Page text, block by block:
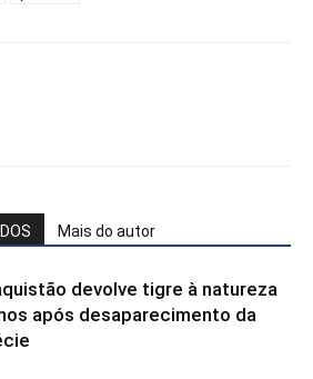
Mais do autor
devolve tigre à natureza
após desaparecimento da